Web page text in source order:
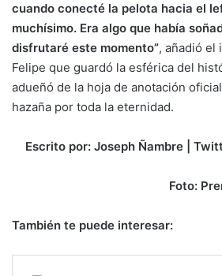
cuando conecté la pelota hacia el
muchísimo. Era algo que había
disfrutaré este momento”, añadió el
Felipe que guardó la esférica del
adueñó de la hoja de anotación
hazaña por toda la eternidad.
Escrito por: Joseph Ñambre |
Foto:
También te puede interesar: